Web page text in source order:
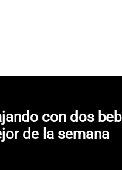
con dos
de la semana